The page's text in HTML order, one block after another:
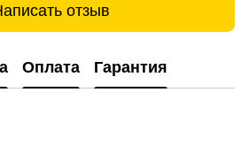
отзыв
Оплата Гарантия